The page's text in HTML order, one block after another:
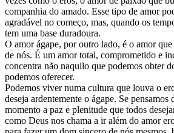
companhia do amado. Esse tipo de amor
agradável no começo, mas, quando os
tem uma base duradoura.
O amor ágape, por outro lado, é o amor
de nós. É um amor total, comprometido e
concentra não naquilo que podemos obter
podemos oferecer.
Podemos viver numa cultura que louva o
deseja ardentemente o ágape. Se
momento a paz e plenitude que todos
como Deus nos chama a ir além do amor